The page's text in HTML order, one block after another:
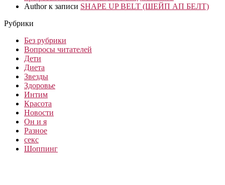
Authorк записи SHAPE UP BELT (ШЕЙП АП БЕЛТ)
Рубрики
Без рубрики
Вопросы читателей
Дети
Диета
Звезды
Здоровье
Интим
Красота
Новости
Он и я
Разное
секс
Шоппинг